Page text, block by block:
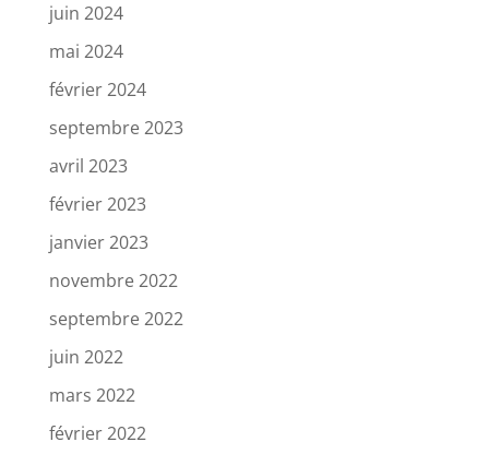
juin 2024
mai 2024
février 2024
septembre 2023
avril 2023
février 2023
janvier 2023
novembre 2022
septembre 2022
juin 2022
mars 2022
février 2022